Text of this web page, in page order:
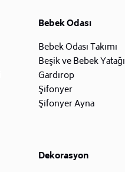
Bebek Odası
Bebek Odası Takımı
Beşik ve Bebek Yatağı
Gardırop
Şifonyer
Şifonyer Ayna
Dekorasyon